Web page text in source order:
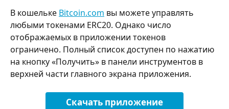
В кошельке Bitcoin.com вы можете управлять
любыми токенами ERC20. Однако число
отображаемых в приложении токенов
ограничено. Полный список доступен по нажатию
на кнопку «Получить» в панели инструментов в
верхней части главного экрана приложения.
Скачать приложение